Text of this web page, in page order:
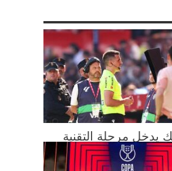
يدخل مرحلة التقنية